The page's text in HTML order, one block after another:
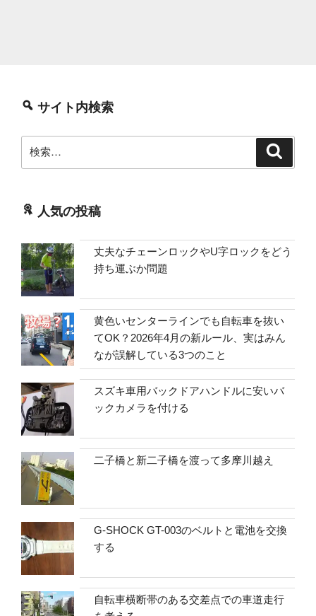
サイト内検索
索:
人気の投稿
丈夫なチェーンロックやU字ロックをどう
持ち運ぶか問題
黄色いセンターラインでも自転車を抜い
てOK？2026年4月の新ルール、実はみん
なが誤解している3つのこと
スズキ車用バックドアハンドルに安いバ
ックカメラを付ける
二子橋と新二子橋を渡って多摩川越え
G-SHOCK GT-003のベルトと電池を交換
する
自転車横断帯のある交差点での車道走行